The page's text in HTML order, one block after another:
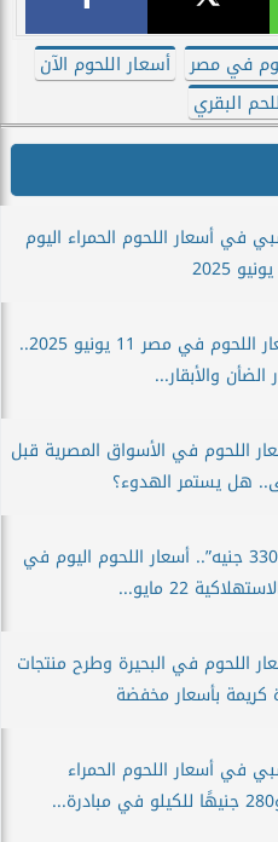
في مصر
أسعار اللحوم الآن
البقري
في أسعار اللحوم الحمراء اليوم
تقلبات أسعار اللحوم في مصر 11 يونيو 2025..
والأبقار...
اللحوم في الأسواق المصرية قبل
هل يستمر الهدوء؟
”الضاني بـ 330 جنيه”.. أسعار اللحوم اليوم في
22 مايو...
اللحوم في البحيرة وطرح منتجات
كريمة بأسعار مخفضة
في أسعار اللحوم الحمراء